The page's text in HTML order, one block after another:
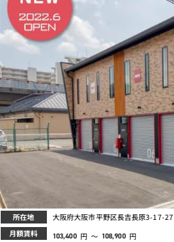
所在地 大阪府大阪市平野区長吉長原3-17-27
月額賃料 103,400 円 ～ 108,900 円